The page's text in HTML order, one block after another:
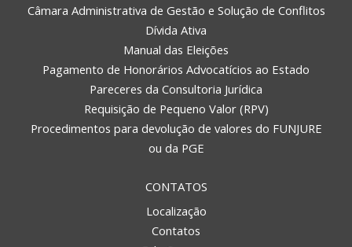
Câmara Administrativa de Gestão e Solução de Conflitos
Dívida Ativa
Manual das Eleições
Pagamento de Honorários Advocatícios ao Estado
Pareceres da Consultoria Jurídica
Requisição de Pequeno Valor (RPV)
Procedimentos para devolução de valores do FUNJURE
ou da PGE
CONTATOS
Localização
Contatos